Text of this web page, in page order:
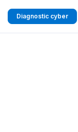
Diagnostic cyber